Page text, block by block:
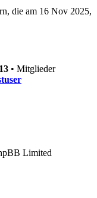
die am 16 Nov 2025,
13 • Mitglieder
Limited